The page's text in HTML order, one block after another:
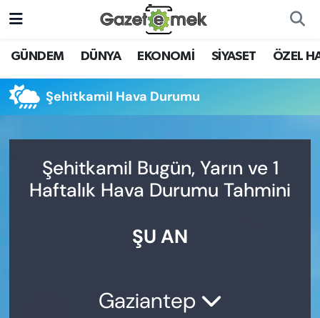
GÜNDEM DÜNYA EKONOMİ SİYASET ÖZEL
Şehitkamil Hava Durumu
Şehitkamil Bugün, Yarın ve 1
Haftalık Hava Durumu Tahmini
ŞU AN
Gaziantep
DÜNYA
EKONOMİ
YENİ MEDYADA EMEK
GAZETECİLİĞİNİ GELİŞTİRMEK
Nöbetçi Eczaneler
Hava Durumu
Trafik Durumu
Süper Lig Puan Durumu ve Fikstür
Haber Arşivi